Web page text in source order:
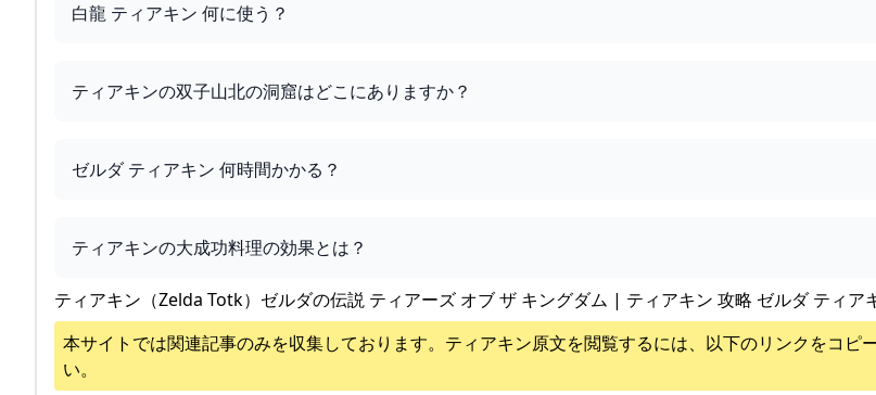
白龍 ティアキン 何に使う？
ティアキンの双子山北の洞窟はどこにありますか？
ゼルダ ティアキン 何時間かかる？
ティアキンの大成功料理の効果とは？
ティアキン（Zelda Totk）ゼルダの伝説 ティアーズ オブ ザ キングダム | ティアキン 攻略 ゼルダ ティア
本サイトでは関連記事のみを収集しております。 ティアキン原文を閲覧するには、以下のリンクをコピ
い。